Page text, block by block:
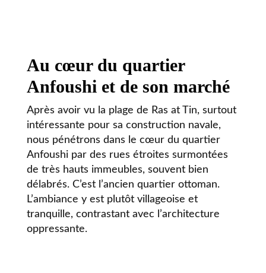
Au cœur du quartier
Anfoushi et de son marché
Après avoir vu la plage de Ras at Tin, surtout
intéressante pour sa construction navale,
nous pénétrons dans le cœur du quartier
Anfoushi par des rues étroites surmontées
de très hauts immeubles, souvent bien
délabrés. C’est l’ancien quartier ottoman.
L’ambiance y est plutôt villageoise et
tranquille, contrastant avec l’architecture
oppressante.